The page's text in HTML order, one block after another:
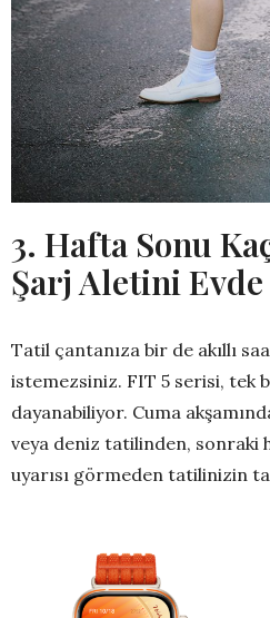
3. Hafta Sonu
Şarj Aletini Evde
Tatil çantanıza bir de akıllı
istemezsiniz. FIT 5 serisi, tek
dayanabiliyor. Cuma
veya deniz tatilinden, sonraki
uyarısı görmeden tatilinizin